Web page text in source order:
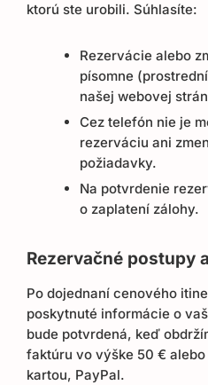
ktorú ste urobili. Súhlasíte:
Rezervácie alebo
písomne
našej webovej
Cez telefón nie je
rezerváciu ani
požiadavky.
Na potvrdenie
o zaplatení zálohy.
Rezervačné postupy
Po dojednaní cenového
poskytnuté informácie o
bude potvrdená, keď
faktúru vo výške 50 €
kartou, PayPal.